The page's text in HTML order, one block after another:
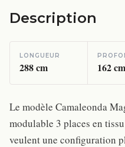
Description
LONGUEUR
288cm 162cm
Le modèle Camaleonda
modulable 3 places en
veulent une configuration